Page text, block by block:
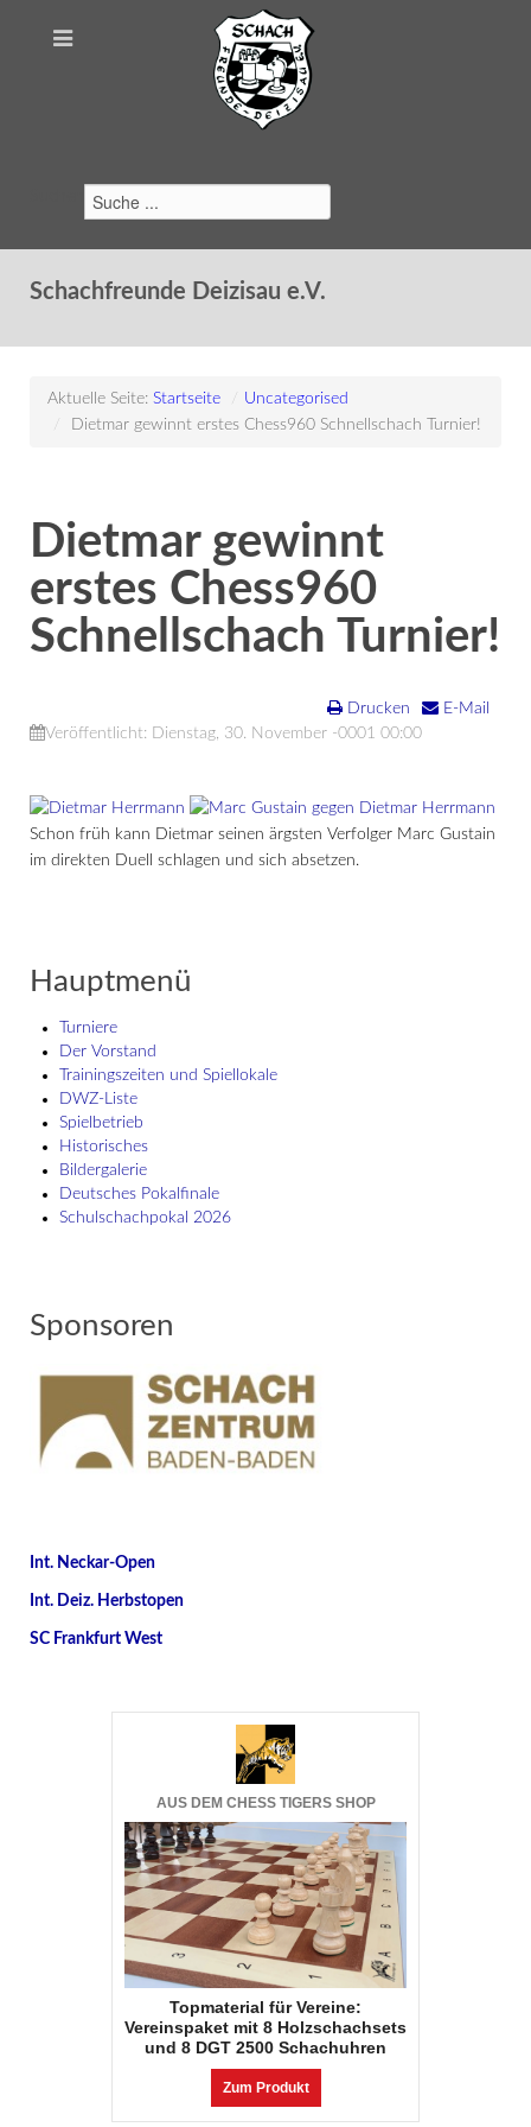
Schachfreunde Deizisau e.V.
Aktuelle Seite: Startseite /
Uncategorised
/
Dietmar gewinnt erstes Chess960 Schnellschach Turnier!
Dietmar gewinnt
erstes Chess960
Schnellschach Turnier!
Drucken
E-Mail
Veröffentlicht: Dienstag, 30. November -0001 00:00
Schon früh kann Dietmar seinen ärgsten Verfolger Marc Gustain
im direkten Duell schlagen und sich absetzen.
Hauptmenü
Turniere
Der Vorstand
Trainingszeiten und Spiellokale
DWZ-Liste
Spielbetrieb
Historisches
Bildergalerie
Deutsches Pokalfinale
Schulschach­pokal 2026
Sponsoren
Int. Neckar-Open
Int. Deiz. Herbstopen
SC Frankfurt West
AUS DEM CHESS TIGERS SHOP
Topmaterial für Vereine:
Vereinspaket mit 8 Holzschachsets
und 8 DGT 2500 Schachuhren
Zum Produkt